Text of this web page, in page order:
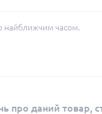
найближчим часом.
про даний товар,